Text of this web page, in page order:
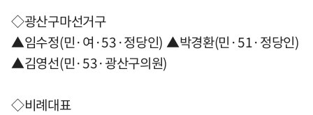
◇광산구마선거구
▲임수정(민·여·53·정당인) ▲박경환(민·51·정당인)
▲김영선(민·53·광산구의원)
◇비례대표